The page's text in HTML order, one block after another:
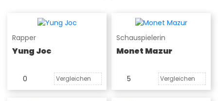
Rapper
Yung Joc
0 Vergleichen
Schauspielerin
Monet Mazur
5 Vergleichen